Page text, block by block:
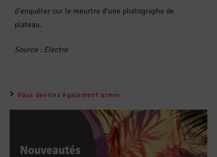
d’enquêter sur le meurtre d’une photographe de
plateau.
Source : Electre
Vous devriez également aimer